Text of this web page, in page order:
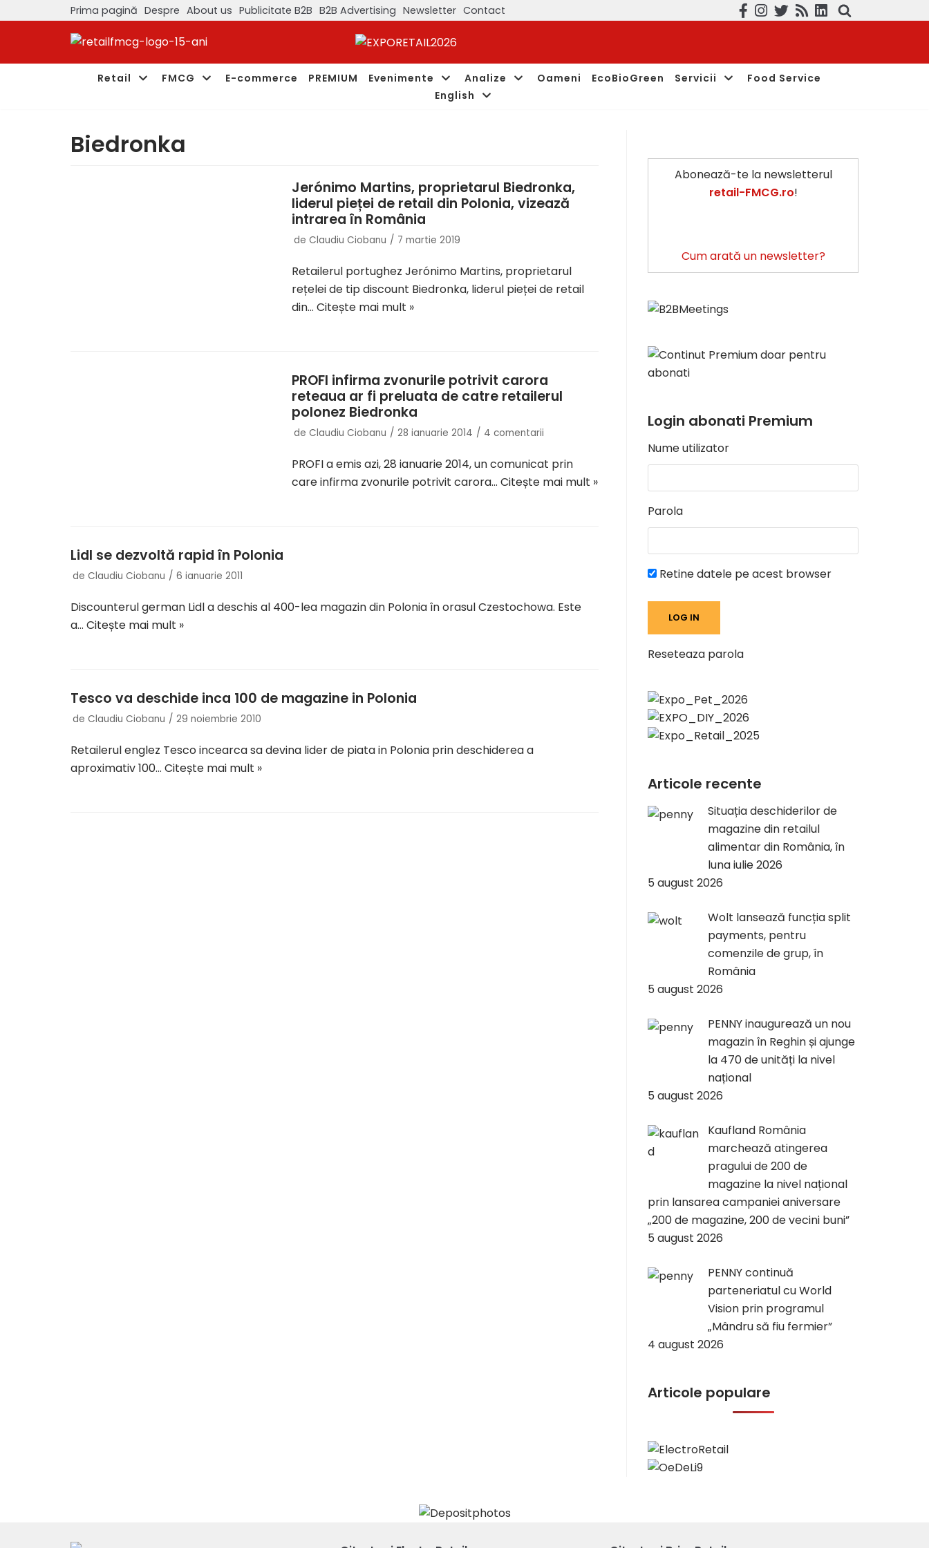
Prima pagină Despre About us Publicitate B2B B2B Advertising Newsletter Contact
Retail FMCG E-commerce PREMIUM Evenimente Analize Oameni EcoBioGreen Servicii
Food Service
English
Biedronka
Jerónimo Martins, proprietarul Biedronka,
liderul pieței de retail din Polonia, vizează
intrarea în România
de Claudiu Ciobanu 7 martie 2019
Retailerul portughez Jerónimo Martins, proprietarul
rețelei de tip discount Biedronka, liderul pieței de retail
din… Citește mai mult »
PROFI infirma zvonurile potrivit carora
reteaua ar fi preluata de catre retailerul
polonez Biedronka
de Claudiu Ciobanu 28 ianuarie 2014 4 comentarii
PROFI a emis azi, 28 ianuarie 2014, un comunicat prin
care infirma zvonurile potrivit carora… Citește mai mult »
Lidl se dezvoltă rapid în Polonia
de Claudiu Ciobanu 6 ianuarie 2011
Discounterul german Lidl a deschis al 400-lea magazin din Polonia în orasul Czestochowa. Este
a… Citește mai mult »
Tesco va deschide inca 100 de magazine in Polonia
de Claudiu Ciobanu 29 noiembrie 2010
Retailerul englez Tesco incearca sa devina lider de piata in Polonia prin deschiderea a
aproximativ 100… Citește mai mult »
Abonează-te la newsletterul
retail-FMCG.ro!
Cum arată un newsletter?
Login abonati Premium
Nume utilizator
Parola
Retine datele pe acest browser
Reseteaza parola
Articole recente
Situația deschiderilor de
magazine din retailul
alimentar din România, în
luna iulie 2026
5 august 2026
Wolt lansează funcția split
payments, pentru
comenzile de grup, în
România
5 august 2026
PENNY inaugurează un nou
magazin în Reghin și ajunge
la 470 de unități la nivel
național
5 august 2026
Kaufland România
marchează atingerea
pragului de 200 de
magazine la nivel național
prin lansarea campaniei aniversare
„200 de magazine, 200 de vecini buni”
5 august 2026
PENNY continuă
parteneriatul cu World
Vision prin programul
„Mândru să fiu fermier”
4 august 2026
Articole populare